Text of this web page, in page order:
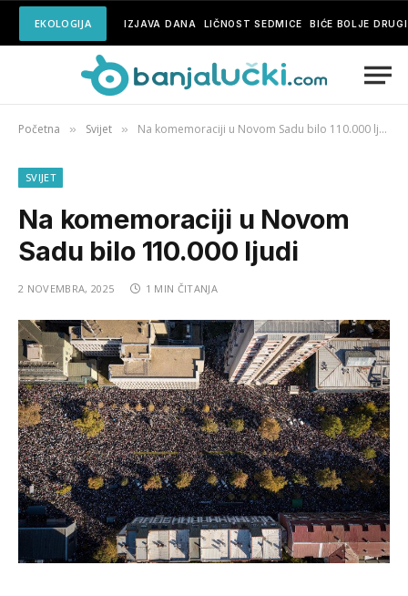
EKOLOGIJA IZJAVA DANA LIČNOST SEDMICE BIĆE BOLJE
Početna » Svijet » Na komemoraciji u Novom Sadu bilo 110.000 ljudi
SVIJET
Na komemoraciji u Novom
Sadu bilo 110.000 ljudi
2 NOVEMBRA, 2025 1 MIN ČITANJA